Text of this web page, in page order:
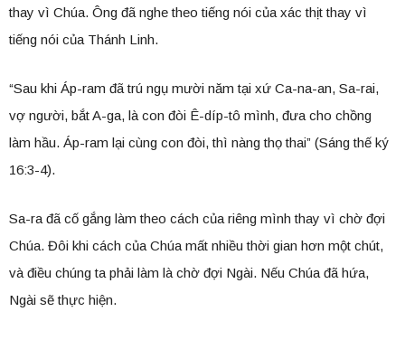
thay vì Chúa. Ông đã nghe theo tiếng nói của xác thịt thay vì
tiếng nói của Thánh Linh.
“Sau khi Áp-ram đã trú ngụ mười năm tại xứ Ca-na-an, Sa-rai,
vợ người, bắt A-ga, là con đòi Ê-díp-tô mình, đưa cho chồng
làm hầu. Áp-ram lại cùng con đòi, thì nàng thọ thai” (Sáng thế ký
16:3-4).
Sa-ra đã cố gắng làm theo cách của riêng mình thay vì chờ đợi
Chúa. Đôi khi cách của Chúa mất nhiều thời gian hơn một chút,
và điều chúng ta phải làm là chờ đợi Ngài. Nếu Chúa đã hứa,
Ngài sẽ thực hiện.